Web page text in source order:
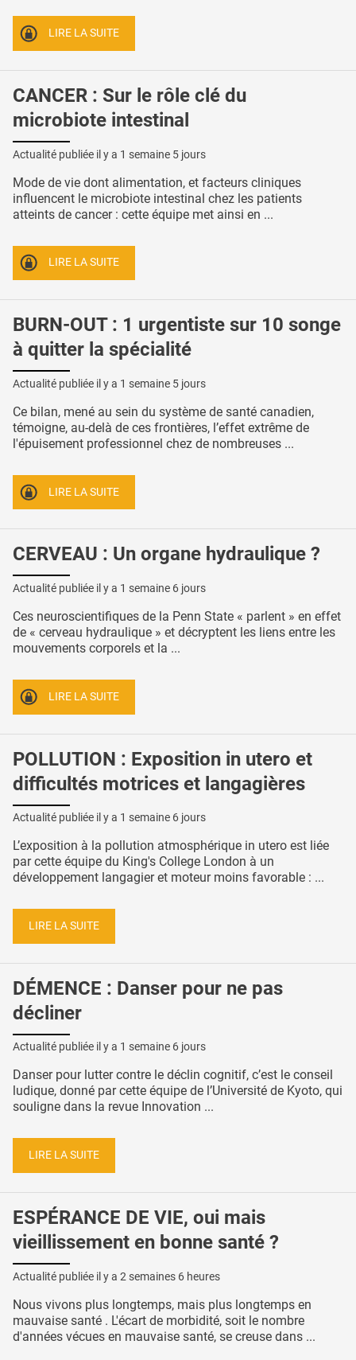
LIRE LA SUITE
CANCER : Sur le rôle clé du
microbiote intestinal
Actualité publiée il y a 1 semaine 5 jours
Mode de vie dont alimentation, et facteurs cliniques
influencent le microbiote intestinal chez les patients
atteints de cancer : cette équipe met ainsi en ...
LIRE LA SUITE
BURN-OUT : 1 urgentiste sur 10 songe
à quitter la spécialité
Actualité publiée il y a 1 semaine 5 jours
Ce bilan, mené au sein du système de santé canadien,
témoigne, au-delà de ces frontières, l’effet extrême de
l'épuisement professionnel chez de nombreuses ...
LIRE LA SUITE
CERVEAU : Un organe hydraulique ?
Actualité publiée il y a 1 semaine 6 jours
Ces neuroscientifiques de la Penn State « parlent » en effet
de « cerveau hydraulique » et décryptent les liens entre les
mouvements corporels et la ...
LIRE LA SUITE
POLLUTION : Exposition in utero et
difficultés motrices et langagières
Actualité publiée il y a 1 semaine 6 jours
L’exposition à la pollution atmosphérique in utero est liée
par cette équipe du King's College London à un
développement langagier et moteur moins favorable : ...
LIRE LA SUITE
DÉMENCE : Danser pour ne pas
décliner
Actualité publiée il y a 1 semaine 6 jours
Danser pour lutter contre le déclin cognitif, c’est le conseil
ludique, donné par cette équipe de l’Université de Kyoto, qui
souligne dans la revue Innovation ...
LIRE LA SUITE
ESPÉRANCE DE VIE, oui mais
vieillissement en bonne santé ?
Actualité publiée il y a 2 semaines 6 heures
Nous vivons plus longtemps, mais plus longtemps en
mauvaise santé . L'écart de morbidité, soit le nombre
d'années vécues en mauvaise santé, se creuse dans ...